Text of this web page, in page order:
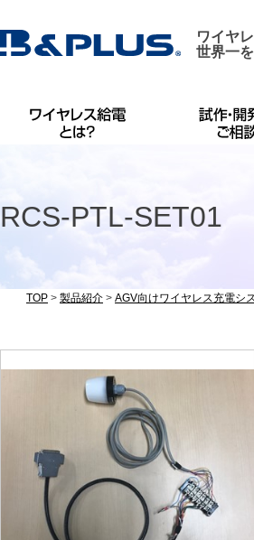
ワイヤ
世界一
RCS-PTL-SET01
TOP > 製品紹介 > AGV向けワイヤレス充電シ